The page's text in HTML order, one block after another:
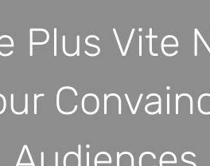
Plus Vite